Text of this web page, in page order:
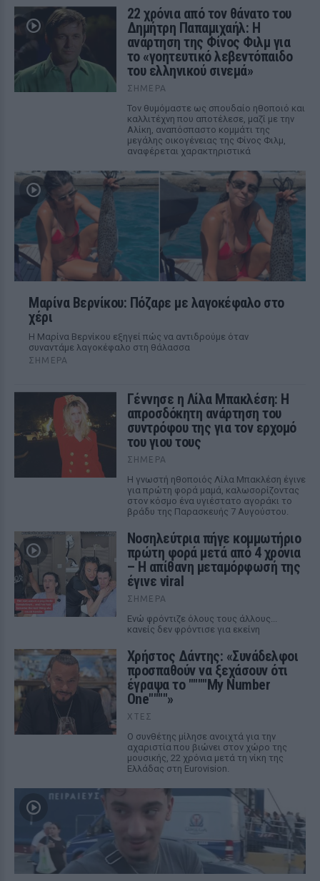
22 χρόνια από τον θάνατο του
Δημήτρη Παπαμιχαήλ: Η
ανάρτηση της Φίνος Φιλμ για
το «γοητευτικό λεβεντόπαιδο
του ελληνικού σινεμά»
ΣΉΜΕΡΑ
Τον θυμόμαστε ως σπουδαίο ηθοποιό και
καλλιτέχνη που αποτέλεσε, μαζί με την
Αλίκη, αναπόσπαστο κομμάτι της
μεγάλης οικογένειας της Φίνος Φιλμ,
αναφέρεται χαρακτηριστικά
Μαρίνα Βερνίκου: Πόζαρε με λαγοκέφαλο στο
χέρι
Η Μαρίνα Βερνίκου εξηγεί πώς να αντιδρούμε όταν
συναντάμε λαγοκέφαλο στη θάλασσα
ΣΉΜΕΡΑ
Γέννησε η Λίλα Μπακλέση: Η
απροσδόκητη ανάρτηση του
συντρόφου της για τον ερχομό
του γιου τους
ΣΉΜΕΡΑ
Η γνωστή ηθοποιός Λίλα Μπακλέση έγινε
για πρώτη φορά μαμά, καλωσορίζοντας
στον κόσμο ένα υγιέστατο αγοράκι το
βράδυ της Παρασκευής 7 Αυγούστου.
Νοσηλεύτρια πήγε κομμωτήριο
πρώτη φορά μετά από 4 χρόνια
– Η απίθανη μεταμόρφωσή της
έγινε viral
ΣΉΜΕΡΑ
Ενώ φρόντιζε όλους τους άλλους...
κανείς δεν φρόντισε για εκείνη
Χρήστος Δάντης: «Συνάδελφοι
προσπαθούν να ξεχάσουν ότι
έγραψα το """"My Number
One""""»
ΧΤΕΣ
Ο συνθέτης μίλησε ανοιχτά για την
αχαριστία που βιώνει στον χώρο της
μουσικής, 22 χρόνια μετά τη νίκη της
Ελλάδας στη Eurovision.